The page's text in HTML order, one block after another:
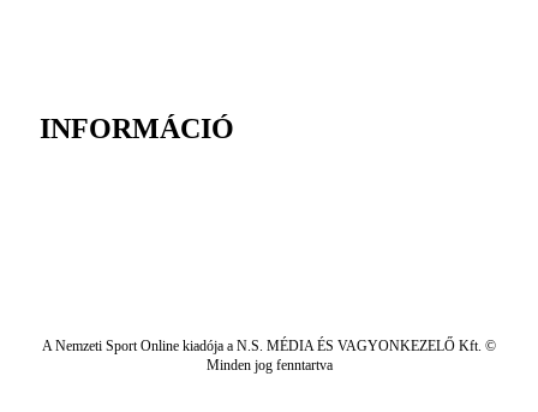
INFORMÁCIÓ
A Nemzeti Sport Online kiadója a N.S. MÉDIA ÉS VAGYONKEZELŐ Kft. ©
Minden jog fenntartva